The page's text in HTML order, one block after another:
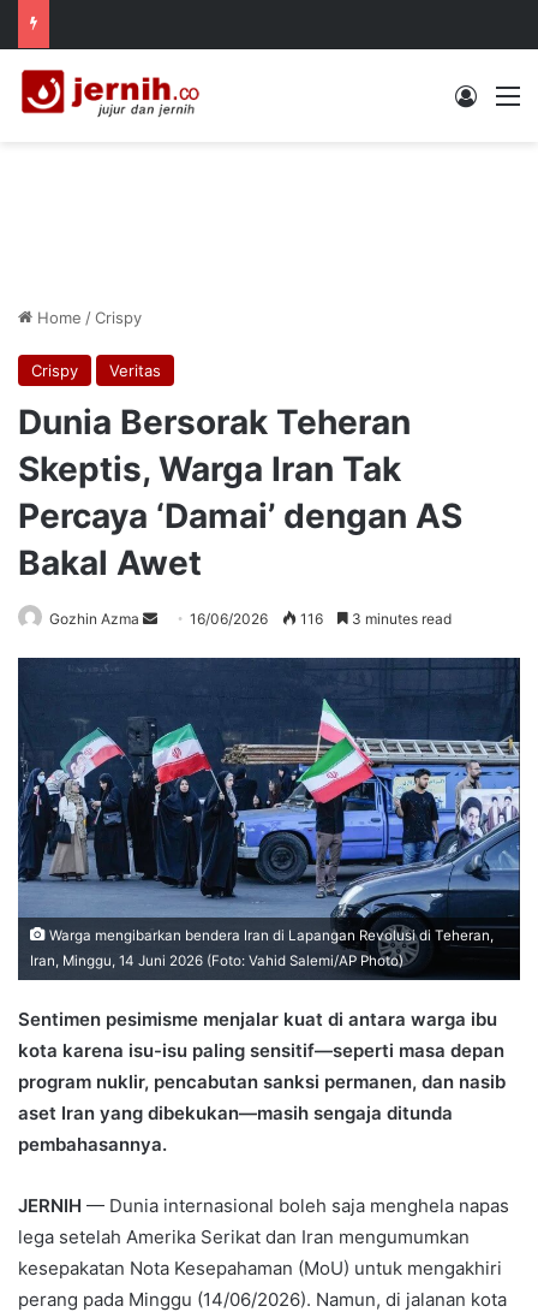
Log In
Home /Crispy
Crispy Veritas
Dunia Bersorak Teheran
Skeptis, Warga Iran Tak
Percaya ‘Damai’ dengan AS
Bakal Awet
Gozhin Azma
Send16/06/2026 116 3 minutes read
Warga mengibarkan bendera Iran di Lapangan Revolusi di Teheran,
Iran, Minggu, 14 Juni 2026 (Foto: Vahid Salemi/AP Photo)
Sentimen pesimisme menjalar kuat di antara warga ibu
kota karena isu-isu paling sensitif—seperti masa depan
program nuklir, pencabutan sanksi permanen, dan nasib
aset Iran yang dibekukan—masih sengaja ditunda
pembahasannya.
JERNIH — Dunia internasional boleh saja menghela napas
lega setelah Amerika Serikat dan Iran mengumumkan
kesepakatan Nota Kesepahaman (MoU) untuk mengakhiri
perang pada Minggu (14/06/2026). Namun, di jalanan kota